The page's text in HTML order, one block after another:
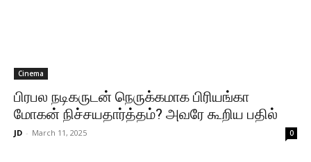
Cinema
பிரபல நடிகருடன் நெருக்கமாக பிரியங்கா
மோகன் நிச்சயதார்த்தம்? அவரே கூறிய பதில்
JD - March 11, 2025 0